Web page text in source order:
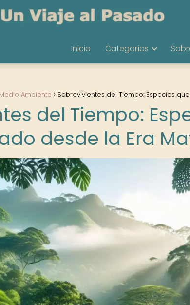
Inicio Categorías
Medio Ambiente Sobrevivientes del Tiempo: Especies
del Tiempo:
desde la Era